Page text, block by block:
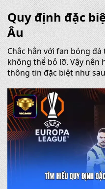
Quy định đặc
Âu
Chắc hẳn với fan bóng
không thể bỏ lỡ. Vậy nên
thông tin đặc biệt như